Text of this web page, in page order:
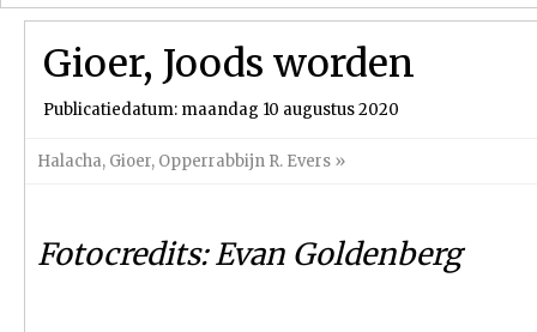
Gioer, Joods worden
Publicatiedatum: maandag 10 augustus 2020
Halacha, Gioer, Opperrabbijn R. Evers »
Fotocredits: Evan Goldenberg